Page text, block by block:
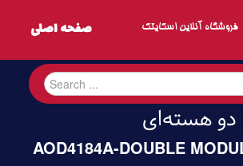
فروشگاه آنلاین اسکایتک
دو هسته‌ای
AOD4184A-DOUBLE